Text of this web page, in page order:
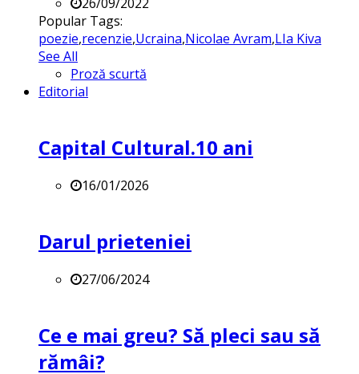
Popular Tags:
poezie,recenzie,Ucraina,Nicolae Avram,LIa Kiva
See All
Proză scurtă
Editorial
Capital Cultural.10 ani
16/01/2026
Darul prieteniei
27/06/2024
Ce e mai greu? Să pleci sau să
rămâi?